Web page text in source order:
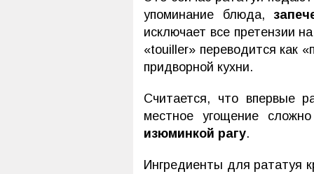
упоминание блюда,
исключает все претензии
«touiller» переводится как
придворной кухни.
Считается, что впервые
местное угощение
изюминкой рагу.
Ингредиенты для рататуя